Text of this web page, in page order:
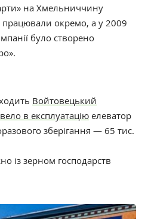
на Хмельниччину
працювали окремо, а у 2009
було створено
Войтовецький
в експлуатацію елеватор
зберігання — 65 тис.
із зерном господарств